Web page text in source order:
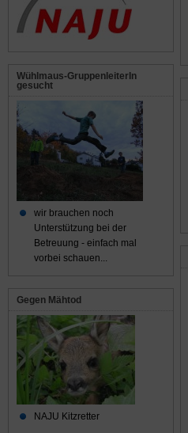
Wühlmaus-GruppenleiterIn
gesucht
wir brauchen noch
Unterstützung bei der
Betreuung - einfach mal
vorbei schauen...
Gegen Mähtod
NAJU Kitzretter